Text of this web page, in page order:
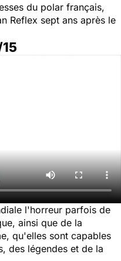
du polar français,
Reflex sept ans après le
l'horreur parfois de
ainsi que de la
qu'elles sont capables
des légendes et de la